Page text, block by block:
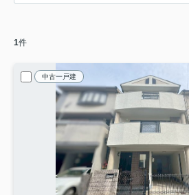
1件
中古一戸建